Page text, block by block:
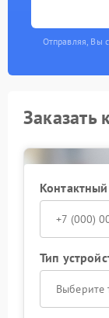
Отправляя, Вы
Заказать
Тип
Выберите